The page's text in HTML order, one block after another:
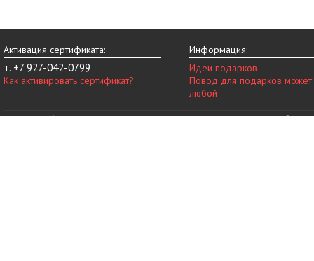
Активация сертификата:
т. +7 927-042-0799
Как активировать сертификат?
Информация:
Идеи подарков
Повод для подарков может
любой
© 2014-2026 vip-vnovinky.ru – магазин подарочных сертификатов в